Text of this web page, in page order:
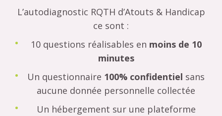
L’autodiagnostic RQTH d’Atouts & Handicap
ce sont :
10 questions réalisables en moins de 10
minutes
Un questionnaire 100% confidentiel sans
aucune donnée personnelle collectée
Un hébergement sur une plateforme